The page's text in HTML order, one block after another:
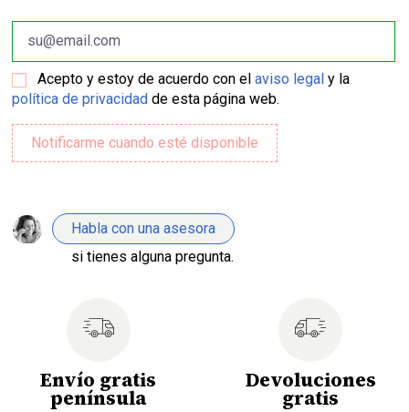
Acepto y estoy de acuerdo con elaviso legal y la
política de privacidad de esta página web.
Habla con una asesora
si tienes alguna pregunta.
Envío gratis
península
Devoluciones
gratis